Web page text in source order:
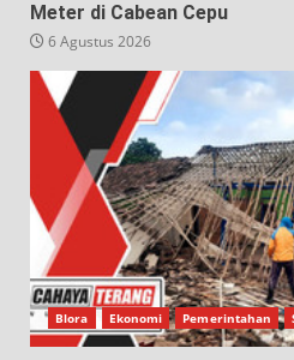
Meter di Cabean Cepu
6 Agustus 2026
Blora Ekonomi Pemerintahan